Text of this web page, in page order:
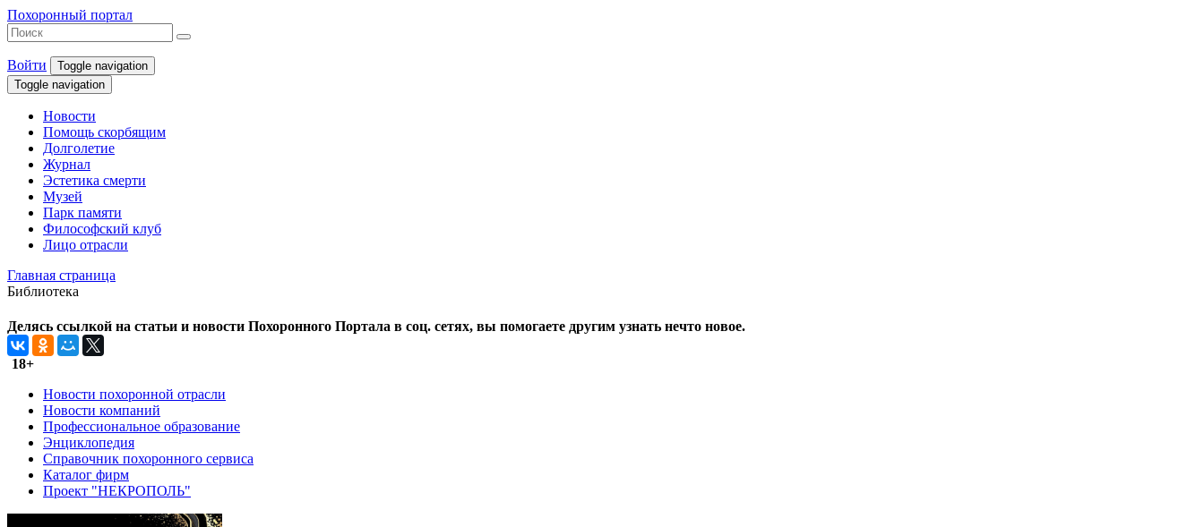
Похоронный портал
Войти
Toggle navigation
Toggle navigation
Новости
Помощь скорбящим
Долголетие
Журнал
Эстетика смерти
Музей
Парк памяти
Философский клуб
Лицо отрасли
Главная страница
Библиотека
Делясь ссылкой на статьи и новости Похоронного Портала в соц. сетях, вы помогаете другим узнать нечто новое.
18+
Новости похоронной отрасли
Новости компаний
Профессиональное образование
Энциклопедия
Справочник похоронного сервиса
Каталог фирм
Проект "НЕКРОПОЛЬ"